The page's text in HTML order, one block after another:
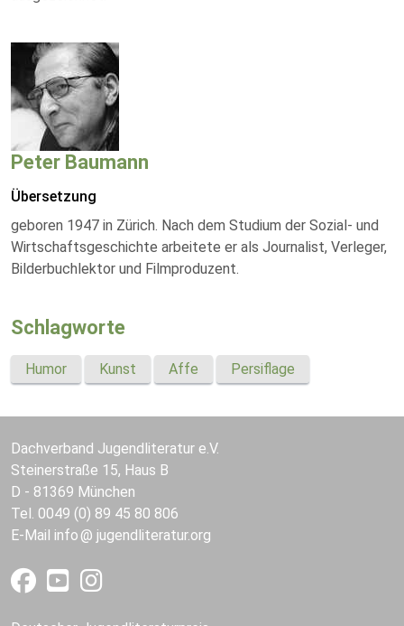
Peter Baumann
Übersetzung
geboren 1947 in Zürich. Nach dem Studium der Sozial- und
Wirtschaftsgeschichte arbeitete er als Journalist, Verleger,
Bilderbuchlektor und Filmproduzent.
Schlagworte
Humor Kunst Affe Persiflage
Dachverband Jugendliteratur e.V.
Steinerstraße 15, Haus B
D - 81369 München
Tel. 0049 (0) 89 45 80 806
E-Mail info jugendliteratur.org